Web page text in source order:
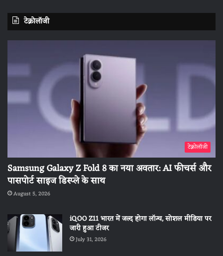
टेक्नोलॉजी
टेक्नोलॉजी
Samsung Galaxy Z Fold 8 का नया अवतार: AI फीचर्स और
पासपोर्ट साइज डिस्प्ले के साथ
August 5, 2026
iQOO Z11 भारत में जल्द होगा लॉन्च, सोशल मीडिया पर
जारी हुआ टीजर
July 31, 2026